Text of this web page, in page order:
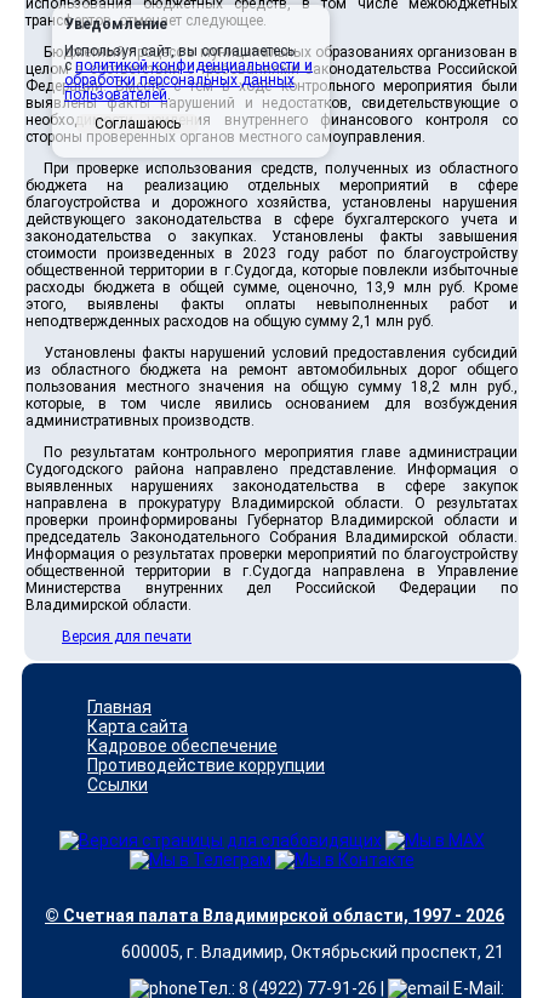
использования бюджетных средств, в том числе межбюджетных
трансфертов, отмечает следующее.
Бюджетный процесс в муниципальных образованиях организован в
целом в соответствии с требованиями законодательства Российской
Федерации. Вместе с тем в ходе контрольного мероприятия были
выявлены факты нарушений и недостатков, свидетельствующие о
необходимости усиления внутреннего финансового контроля со
стороны проверенных органов местного самоуправления.
При проверке использования средств, полученных из областного
бюджета на реализацию отдельных мероприятий в сфере
благоустройства и дорожного хозяйства, установлены нарушения
действующего законодательства в сфере бухгалтерского учета и
законодательства о закупках. Установлены факты завышения
стоимости произведенных в 2023 году работ по благоустройству
общественной территории в г.Судогда, которые повлекли избыточные
расходы бюджета в общей сумме, оценочно, 13,9 млн руб. Кроме
этого, выявлены факты оплаты невыполненных работ и
неподтвержденных расходов на общую сумму 2,1 млн руб.
Установлены факты нарушений условий предоставления субсидий
из областного бюджета на ремонт автомобильных дорог общего
пользования местного значения на общую сумму 18,2 млн руб.,
которые, в том числе явились основанием для возбуждения
административных производств.
По результатам контрольного мероприятия главе администрации
Судогодского района направлено представление. Информация о
выявленных нарушениях законодательства в сфере закупок
направлена в прокуратуру Владимирской области. О результатах
проверки проинформированы Губернатор Владимирской области и
председатель Законодательного Собрания Владимирской области.
Информация о результатах проверки мероприятий по благоустройству
общественной территории в г.Судогда направлена в Управление
Министерства внутренних дел Российской Федерации по
Владимирской области.
Версия для печати
Главная
Карта сайта
Кадровое обеспечение
Противодействие коррупции
Ссылки
© Счетная палата Владимирской области, 1997 - 2026
600005, г. Владимир, Октябрьский проспект, 21
Тел.: 8 (4922) 77-91-26 |
E-Mail:
Уведомление
Используя сайт, вы соглашаетесь
с политикой конфиденциальности и
обработки персональных данных
пользователей.
Соглашаюсь